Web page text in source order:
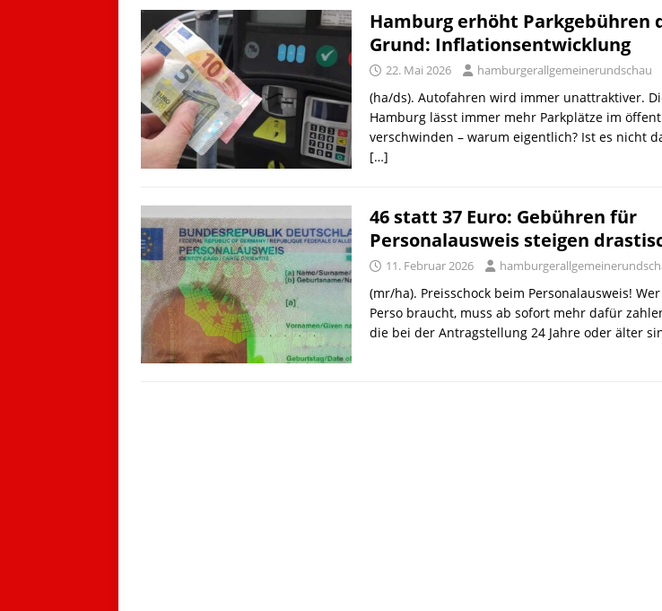
Hamburg erhöht Parkgebühren
Grund: Inflationsentwicklung
22. Mai 2026 hamburgerallgemeinerundschau
(ha/ds). Autofahren wird immer unattraktiver.
Hamburg lässt immer mehr Parkplätze im
verschwinden – warum eigentlich? Ist es nicht
[…]
46 statt 37 Euro: Gebühren für
Personalausweis steigen
11. Februar 2026
(mr/ha). Preisschock beim Personalausweis!
Perso braucht, muss ab sofort mehr dafür
die bei der Antragstellung 24 Jahre oder älter